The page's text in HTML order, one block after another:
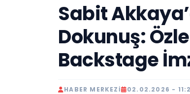
Sabit
Dokunuş:
Backstage
HABER MERKEZI 02.02.2026 -